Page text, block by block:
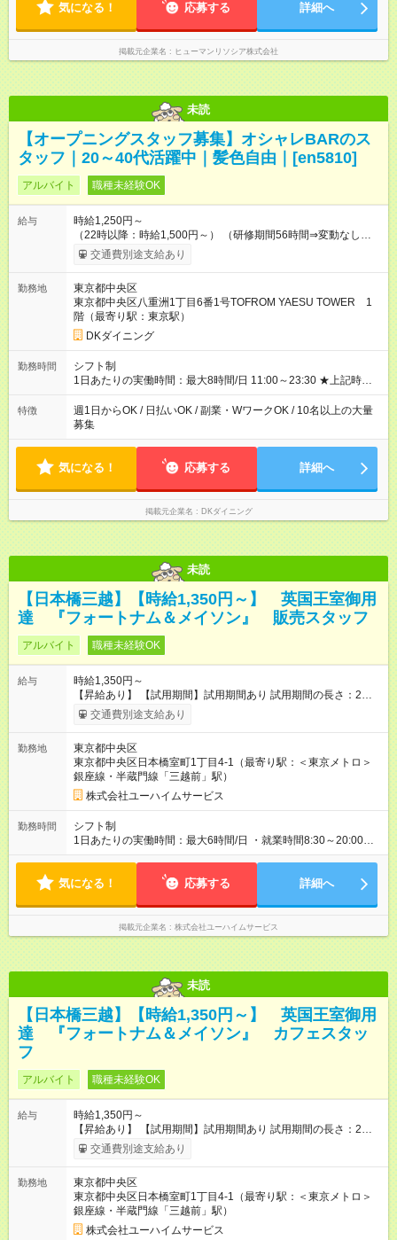
気になる！ 応募する 詳細へ
掲載元企業名 ヒューマンリソシア株式会社
未読
【オープニングスタッフ募集】オシャレBARのス
タッフ｜20～40代活躍中｜髪色自由｜[en5810]
アルバイト 職種未経験OK
給与
時給1,250円～
（22時以降：時給1,500円～） （研修期間56時間⇒変動なし） ■
食事補助あり⇒1食200円 ■友人紹介制度あり⇒1人紹介につき最
大3万円支給！ 【試用期間】試用期間なし
交通費別途支給あり
勤務地
東京都中央区
東京都中央区八重洲1丁目6番1号TOFROM YAESU TOWER 1
階（最寄り駅：東京駅）
DKダイニング
勤務時間
シフト制
1日あたりの実働時間：最大8時間/日 11:00～23:30 ★上記時間
から1日3h～OK ★週1日～OK◎ ※勤務時間の変動の可能性あり
※22時以降勤務は18歳以上(法令による) ■自由シフト制
特徴
週1日からOK / 日払いOK / 副業・WワークOK / 10名以上の大量
募集
気になる！ 応募する 詳細へ
掲載元企業名 DKダイニング
未読
【日本橋三越】【時給1,350円～】 英国王室御用
達 『フォートナム＆メイソン』 販売スタッフ
アルバイト 職種未経験OK
給与
時給1,350円～
【昇給あり】 【試用期間】試用期間あり 試用期間の長さ：2ヶ
月 雇用形態、給与は本採用時と同じです。
交通費別途支給あり
勤務地
東京都中央区
東京都中央区日本橋室町1丁目4-1（最寄り駅：＜東京メトロ＞
銀座線・半蔵門線「三越前」駅）
株式会社ユーハイムサービス
勤務時間
シフト制
1日あたりの実働時間：最大6時間/日 ・就業時間8:30～20:00の
間の6時間
気になる！ 応募する 詳細へ
掲載元企業名 株式会社ユーハイムサービス
未読
【日本橋三越】【時給1,350円～】 英国王室御用
達 『フォートナム＆メイソン』 カフェスタッ
フ
アルバイト 職種未経験OK
給与
時給1,350円～
【昇給あり】 【試用期間】試用期間あり 試用期間の長さ：2ヶ
月 雇用形態、給与は本採用時と同じです。
交通費別途支給あり
勤務地
東京都中央区
東京都中央区日本橋室町1丁目4-1（最寄り駅：＜東京メトロ＞
銀座線・半蔵門線「三越前」駅）
株式会社ユーハイムサービス